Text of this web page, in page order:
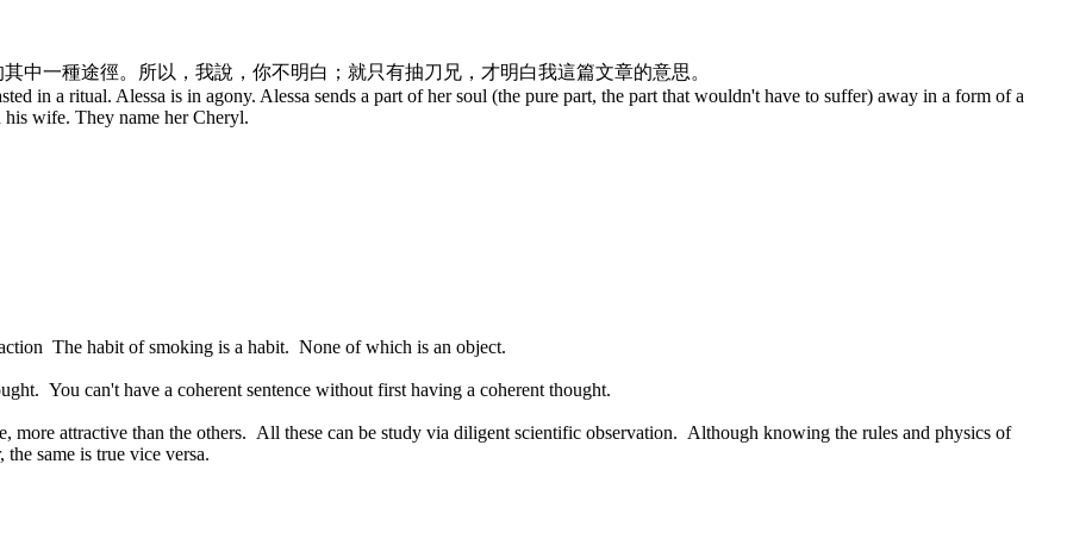
中一種途徑。所以，我說，你不明白；就只有抽刀兄，才明白我這篇文章的意思。
in a ritual. Alessa is in agony. Alessa sends a part of her soul (the pure part, the part that wouldn't have to suffer) away in a form of a
wife. They name her Cheryl.
The habit of smoking is a habit. None of which is an object.
You can't have a coherent sentence without first having a coherent thought.
more attractive than the others. All these can be study via diligent scientific observation. Although knowing the rules and physics of
same is true vice versa.